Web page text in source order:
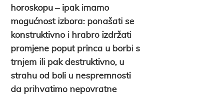
horoskopu – ipak imamo
mogućnost izbora: ponašati se
konstruktivno i hrabro izdržati
promjene poput princa u borbi s
trnjem ili pak destruktivno, u
strahu od boli u nespremnosti
da prihvatimo nepovratne